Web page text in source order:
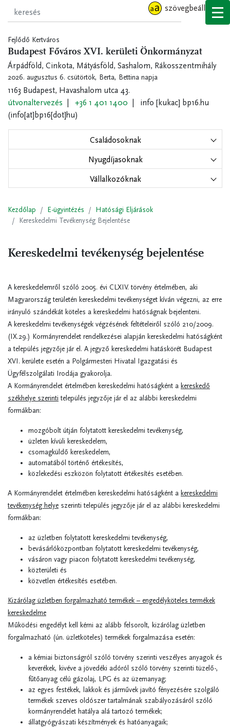
szövegbeállítások
Fejlődő Kertváros
Budapest Főváros XVI. kerületi Önkormányzat
Árpádföld, Cinkota, Mátyásföld, Sashalom, Rákosszentmihály
2026. augusztus 6. csütörtök, Berta, Bettina napja
1163 Budapest, Havashalom utca 43.
útvonaltervezés
+36 1 401 1400 info [kukac] bp16.hu
(info[at]bp16[dot]hu)
Családosoknak
Nyugdíjasoknak
Vállalkozóknak
Kezdőlap E-ügyintézés
Hatósági Eljárások
Kereskedelmi Tevékenység Bejelentése
Kereskedelmi tevékenység bejelentése
A kereskedelemről szóló 2005. évi CLXIV. törvény értelmében, aki
Magyarország területén kereskedelmi tevékenységet kíván végezni, az erre
irányuló szándékát köteles a kereskedelmi hatóságnak bejelenteni.
A kereskedelmi tevékenységek végzésének feltételeiről szóló 210/2009.
(IX.29.) Kormányrendelet rendelkezései alapján kereskedelmi hatóságként
a település jegyzője jár el. A jegyző kereskedelmi hatáskörét Budapest
XVI. kerülete esetén a Polgármesteri Hivatal Igazgatási és
Ügyfélszolgálati Irodája gyakorolja.
A Kormányrendelet értelmében kereskedelmi hatóságként a kereskedő
székhelye szerinti település jegyzője jár el az alábbi kereskedelmi
formákban:
mozgóbolt útján folytatott kereskedelmi tevékenység,
üzleten kívüli kereskedelem,
csomagküldő kereskedelem,
automatából történő értékesítés,
közlekedési eszközön folytatott értékesítés esetében.
A Kormányrendelet értelmében kereskedelmi hatóságként a kereskedelmi
tevékenység helye szerinti település jegyzője jár el az alábbi kereskedelmi
formákban:
az üzletben folytatott kereskedelmi tevékenység,
bevásárlóközpontban folytatott kereskedelmi tevékenység,
vásáron vagy piacon folytatott kereskedelmi tevékenység,
közterületi és
közvetlen értékesítés esetében.
Kizárólag üzletben forgalmazható termékek – engedélyköteles termékek
kereskedelme
Működési engedélyt kell kérni az alább felsorolt, kizárólag üzletben
forgalmazható (ún. üzletköteles) termékek forgalmazása esetén:
a kémiai biztonságról szóló törvény szerinti veszélyes anyagok és
keverékek, kivéve a jövedéki adóról szóló törvény szerinti tüzelő-,
fűtőanyag célú gázolaj, LPG és az üzemanyag;
az egyes festékek, lakkok és járművek javító fényezésére szolgáló
termékek szerves oldószer tartalmának szabályozásáról szóló
kormányrendelet hatálya alá tartozó termékek;
állatgyógyászati készítmények és hatóanyagaik;